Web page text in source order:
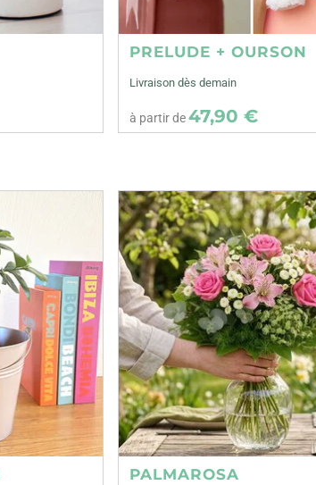
PRELUDE + OURSON
Livraison dès demain
à partir de47,90 €
PALMAROSA